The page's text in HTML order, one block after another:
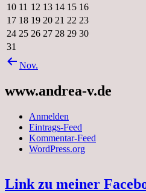
10 11 12 13 14 15 16
17 18 19 20 21 22 23
24 25 26 27 28 29 30
31
Nov.
www.andrea-v.de
Anmelden
Eintrags-Feed
Kommentar-Feed
WordPress.org
Link zu meiner